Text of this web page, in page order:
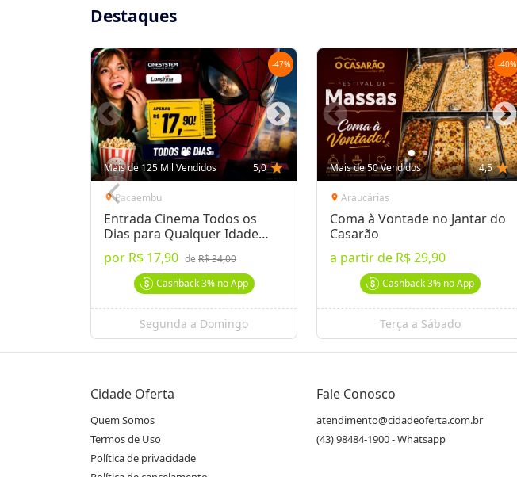
Destaques
-47%
Mais de 125 Mil Vendidos 5,0 star
location_onPacaembu
Entrada Cinema Todos os
Dias para Qualquer Idade
Londrina
por R$ 17,90 de R$ 34,00
Cashback3%no App
Segunda a Domingo
-40%
Mais de 50 Vendidos 4,5 star
location_on Araucárias
Coma à Vontade no Jantar do
Casarão
a partir de R$ 29,90
Cashback3%no App
Terça a Sábado
Cidade Oferta
Quem Somos
Termos de Uso
Política de privacidade
Fale Conosco
atendimento@cidadeoferta.com.br
(43) 98484-1900 - Whatsapp